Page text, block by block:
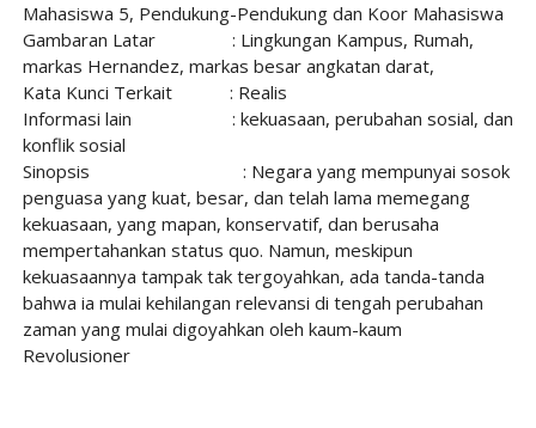
Mahasiswa 5, Pendukung-Pendukung dan Koor Mahasiswa
Gambaran Latar
: Lingkungan Kampus, Rumah,
markas Hernandez, markas besar angkatan darat,
Kata Kunci Terkait
: Realis
Informasi lain
: kekuasaan, perubahan sosial, dan
konflik sosial
Sinopsis
: Negara yang mempunyai sosok
penguasa yang kuat, besar, dan telah lama memegang
kekuasaan, yang mapan, konservatif, dan berusaha
mempertahankan status quo. Namun, meskipun
kekuasaannya tampak tak tergoyahkan, ada tanda-tanda
bahwa ia mulai kehilangan relevansi di tengah perubahan
zaman yang mulai digoyahkan oleh kaum-kaum
Revolusioner